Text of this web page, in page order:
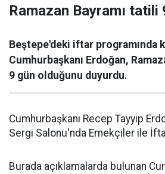
Ramazan Bayramı tatili
Beştepe'deki iftar programında
Cumhurbaşkanı Erdoğan,
9 gün olduğunu duyurdu.
Cumhurbaşkanı Recep Tayyip
Sergi Salonu'nda Emekçiler ile
Burada açıklamalarda bulunan